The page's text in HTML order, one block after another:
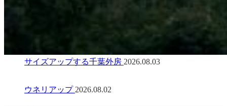
サイズアップする千葉外房 2026.08.03
ウネリアップ 2026.08.02